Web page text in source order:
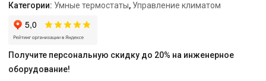
Категории: Умные термостаты, Управление климатом
Получите персональную скидку до 20% на инженерное
оборудование!